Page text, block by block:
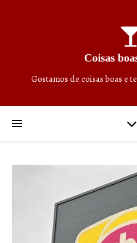
Gostamos de coisas boas e